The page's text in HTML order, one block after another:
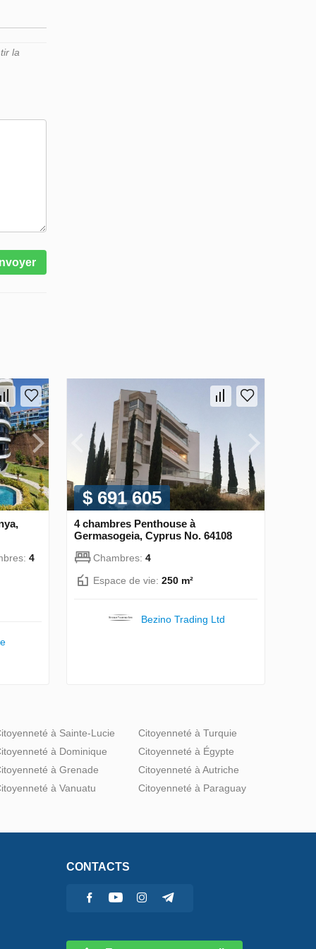
la
4
$ 691 605
4 chambres Penthouse à
Germasogeia, Cyprus No. 64108
Chambres: 4
Espace de vie: 250 m²
Bezino Trading Ltd
à Sainte-Lucie
à Dominique
à Grenade
à Vanuatu
Citoyenneté à Turquie
Citoyenneté à Égypte
Citoyenneté à Autriche
Citoyenneté à Paraguay
CONTACTS